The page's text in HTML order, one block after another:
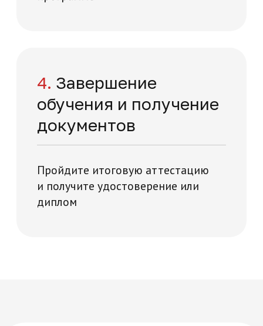
Многопрофильная академия развития и технологий на карте Москвы — Яндекс Карты
вопросы